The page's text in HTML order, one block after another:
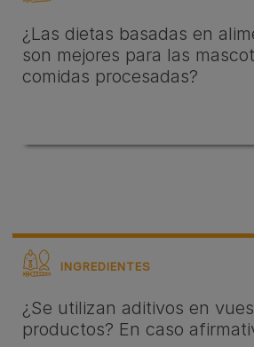
¿Las dietas basadas en
son mejores para las
comidas procesadas?
INGREDIENTES
¿Se utilizan aditivos en
productos? En caso